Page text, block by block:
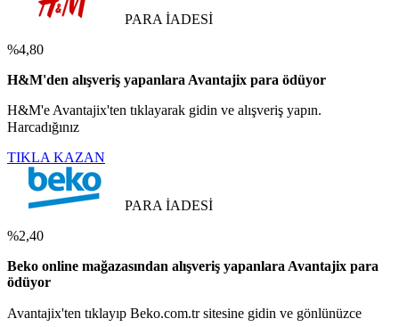
PARA İADESİ
%4,80
H&M'den alışveriş yapanlara Avantajix para ödüyor
H&M'e Avantajix'ten tıklayarak gidin ve alışveriş yapın.
Harcadığınız
TIKLA KAZAN
PARA İADESİ
%2,40
Beko online mağazasından alışveriş yapanlara Avantajix para
ödüyor
Avantajix'ten tıklayıp Beko.com.tr sitesine gidin ve gönlünüzce